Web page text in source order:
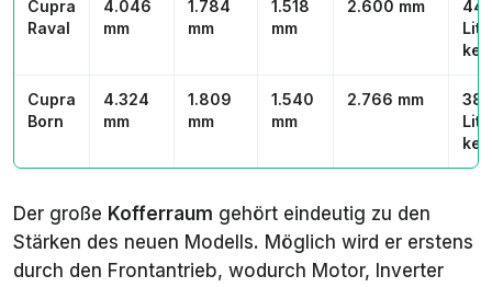
Cupra
Raval
4.046
mm
1.784
mm
1.518
mm
2.600 mm
Cupra
Born
4.324
mm
1.809
mm
1.540
mm
2.766 mm
Der große Kofferraum gehört eindeutig zu den
Stärken des neuen Modells. Möglich wird er erstens
durch den Frontantrieb, wodurch Motor, Inverter